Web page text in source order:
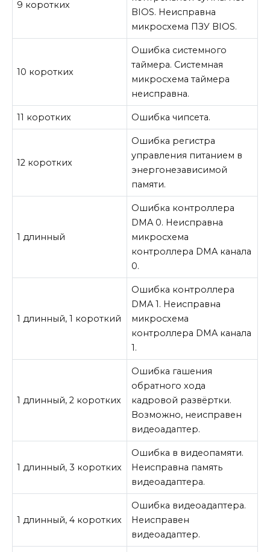
9 коротких
BIOS. Неисправна
микросхема ПЗУ BIOS.
10 коротких
Ошибка системного
таймера. Системная
микросхема таймера
неисправна.
11 коротких Ошибка чипсета.
12 коротких
Ошибка регистра
управления питанием в
энергонезависимой
памяти.
1 длинный
Ошибка контроллера
DMA0. Неисправна
микросхема
контроллера DMA канала
0.
1 длинный, 1 короткий
Ошибка контроллера
DMA1. Неисправна
микросхема
контроллера DMA канала
1.
1 длинный, 2 коротких
Ошибка гашения
обратного хода
кадровой развёртки.
Возможно, неисправен
видеоадаптер.
1 длинный, 3 коротких
Ошибка в видеопамяти.
Неисправна память
видеоадаптера.
1 длинный, 4 коротких
Ошибка видеоадаптера.
Неисправен
видеоадаптер.